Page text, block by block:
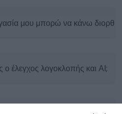
μου μπορώ να κάνω
ο έλεγχος λογοκλοπής και ΑΙ;